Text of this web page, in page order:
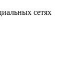
сетях